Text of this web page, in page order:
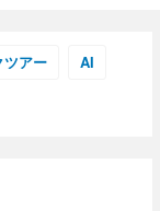
ツアー AI